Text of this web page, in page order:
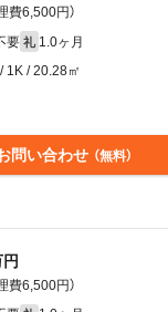
費6,500円）
要 礼 1.0ヶ月
1K / 20.28㎡
問い合わせ （無料）
費6,500円）